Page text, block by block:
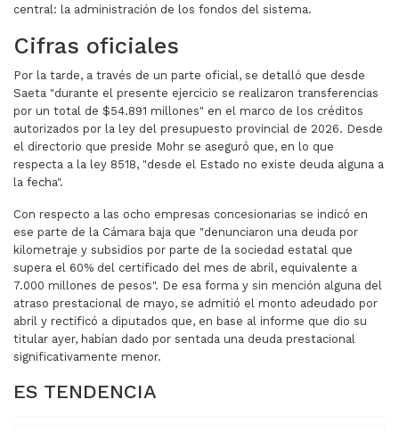
central: la administración de los fondos del sistema.
Cifras oficiales
Por la tarde, a través de un parte oficial, se detalló que desde
Saeta "durante el presente ejercicio se realizaron transferencias
por un total de $54.891 millones" en el marco de los créditos
autorizados por la ley del presupuesto provincial de 2026. Desde
el directorio que preside Mohr se aseguró que, en lo que
respecta a la ley 8518, "desde el Estado no existe deuda alguna a
la fecha".
Con respecto a las ocho empresas concesionarias se indicó en
ese parte de la Cámara baja que "denunciaron una deuda por
kilometraje y subsidios por parte de la sociedad estatal que
supera el 60% del certificado del mes de abril, equivalente a
7.000 millones de pesos". De esa forma y sin mención alguna del
atraso prestacional de mayo, se admitió el monto adeudado por
abril y rectificó a diputados que, en base al informe que dio su
titular ayer, habían dado por sentada una deuda prestacional
significativamente menor.
ES TENDENCIA